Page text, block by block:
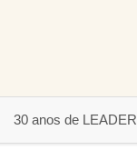
30 anos de LEADER